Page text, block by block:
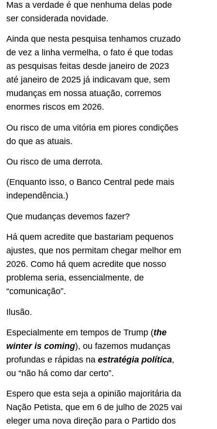
Mas a verdade é que nenhuma delas pode
ser considerada novidade.
Ainda que nesta pesquisa tenhamos cruzado
de vez a linha vermelha, o fato é que todas
as pesquisas feitas desde janeiro de 2023
até janeiro de 2025 já indicavam que, sem
mudanças em nossa atuação, corremos
enormes riscos em 2026.
Ou risco de uma vitória em piores condições
do que as atuais.
Ou risco de uma derrota.
(Enquanto isso, o Banco Central pede mais
independência.)
Que mudanças devemos fazer?
Há quem acredite que bastariam pequenos
ajustes, que nos permitam chegar melhor em
2026. Como há quem acredite que nosso
problema seria, essencialmente, de
“comunicação”.
Ilusão.
Especialmente em tempos de Trump (the
winter is coming), ou fazemos mudanças
profundas e rápidas na estratégia política,
ou “não há como dar certo”.
Espero que esta seja a opinião majoritária da
Nação Petista, que em 6 de julho de 2025 vai
eleger uma nova direção para o Partido dos